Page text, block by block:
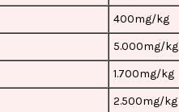
400mg/kg
5.000mg/kg
1.700mg/kg
2.500mg/kg